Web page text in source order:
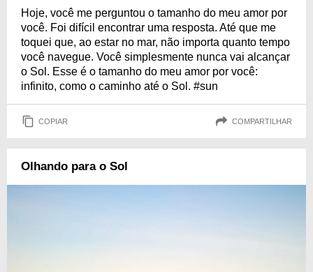
Hoje, você me perguntou o tamanho do meu amor por
você. Foi difícil encontrar uma resposta. Até que me
toquei que, ao estar no mar, não importa quanto tempo
você navegue. Você simplesmente nunca vai alcançar
o Sol. Esse é o tamanho do meu amor por você:
infinito, como o caminho até o Sol. #sun
COPIAR COMPARTILHAR
Olhando para o Sol